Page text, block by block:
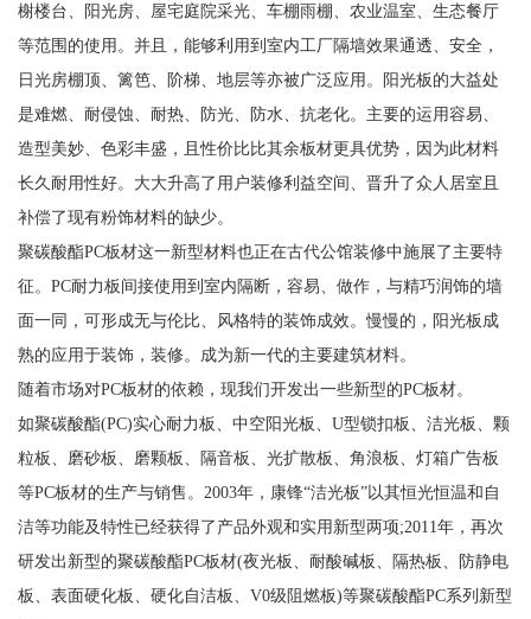
榭楼台、阳光房、屋宅庭院采光、车棚雨棚、农业温室、生态餐厅
等范围的使用。并且，能够利用到室内工厂隔墙效果通透、安全，
日光房棚顶、篱笆、阶梯、地层等亦被广泛应用。阳光板的大益处
是难燃、耐侵蚀、耐热、防光、防水、抗老化。主要的运用容易、
造型美妙、色彩丰盛，且性价比比其余板材更具优势，因为此材料
长久耐用性好。大大升高了用户装修利益空间、晋升了众人居室且
补偿了现有粉饰材料的缺少。
聚碳酸酯PC板材这一新型材料也正在古代公馆装修中施展了主要特
征。PC耐力板间接使用到室内隔断，容易、做作，与精巧润饰的墙
面一同，可形成无与伦比、风格特的装饰成效。慢慢的，阳光板成
熟的应用于装饰，装修。成为新一代的主要建筑材料。
随着市场对PC板材的依赖，现我们开发出一些新型的PC板材。
如聚碳酸酯(PC)实心耐力板、中空阳光板、U型锁扣板、洁光板、颗
粒板、磨砂板、磨颗板、隔音板、光扩散板、角浪板、灯箱广告板
等PC板材的生产与销售。2003年，康锋“洁光板”以其恒光恒温和自
洁等功能及特性已经获得了产品外观和实用新型两项;2011年，再次
研发出新型的聚碳酸酯PC板材(夜光板、耐酸碱板、隔热板、防静电
板、表面硬化板、硬化自洁板、V0级阻燃板)等聚碳酸酯PC系列新型